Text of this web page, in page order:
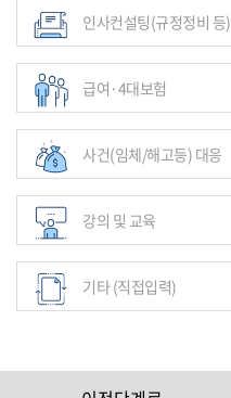
인사컨설팅(규정정비 등)
급여·4대보험
사건(임체/해고등) 대응
강의 및 교육
기타 (직접입력)